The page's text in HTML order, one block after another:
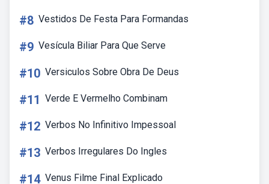
#8 Vestidos De Festa Para Formandas
#9 Vesícula Biliar Para Que Serve
#10 Versiculos Sobre Obra De Deus
#11 Verde E Vermelho Combinam
#12 Verbos No Infinitivo Impessoal
#13 Verbos Irregulares Do Ingles
#14 Venus Filme Final Explicado